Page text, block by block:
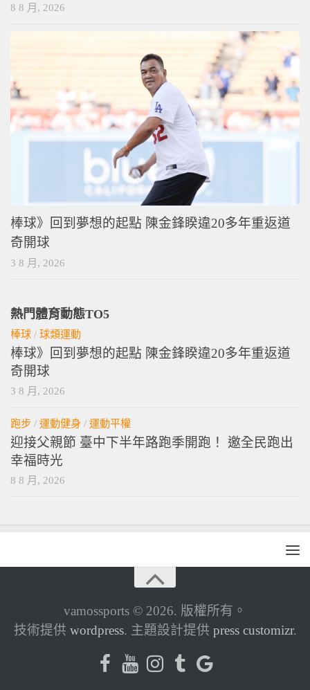
8 8 月, 2026
棒球》回到夢想的起點 陳金鋒睽違20多年重返道
奇開球
3 8 月, 2026
熱門體育動態TO5
棒球 / 球類運動
棒球》回到夢想的起點 陳金鋒睽違20多年重返道
奇開球
3 8 月, 2026
跑步 / 運動健身 / 運動平權
迎接父親節 臺中下半年路跑季開跑！ 邀全民跑出
幸福時光
8 8 月, 2026
vamossports © 2026. 版權所有。
技術提供 wordpress. 主題設計提供 press customizr.